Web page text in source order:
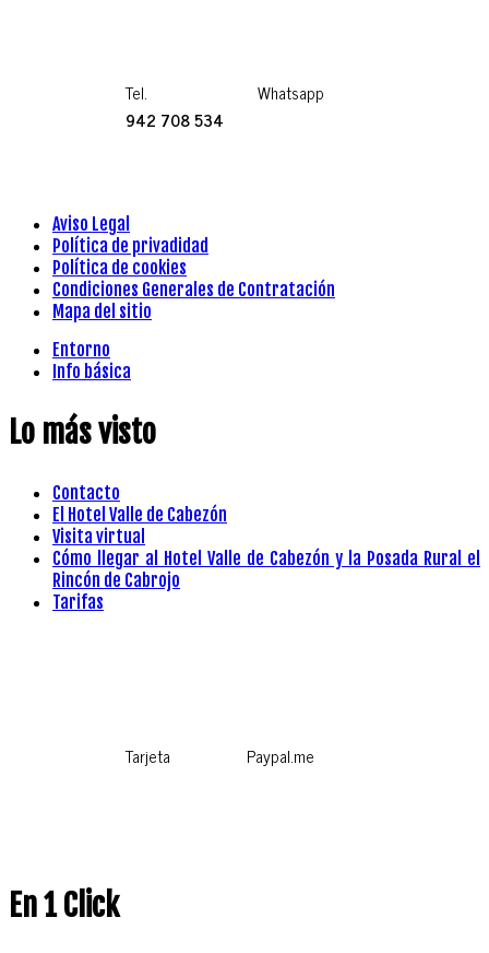
Tel.
942 708 534
Whatsapp
Aviso Legal
Política de privadidad
Política de cookies
Condiciones Generales de Contratación
Mapa del sitio
Entorno
Info básica
Lo más visto
Contacto
El Hotel Valle de Cabezón
Visita virtual
Cómo llegar al Hotel Valle de Cabezón y la Posada Rural el
Rincón de Cabrojo
Tarifas
Tarjeta Paypal.me
En 1 Click